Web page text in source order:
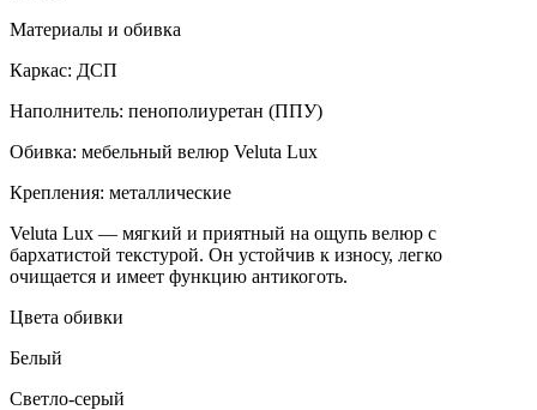
Материалы и обивка
Каркас: ДСП
Наполнитель: пенополиуретан (ППУ)
Обивка: мебельный велюр Veluta Lux
Крепления: металлические
Veluta Lux — мягкий и приятный на ощупь велюр с
бархатистой текстурой. Он устойчив к износу, легко
очищается и имеет функцию антикоготь.
Цвета обивки
Белый
Светло-серый